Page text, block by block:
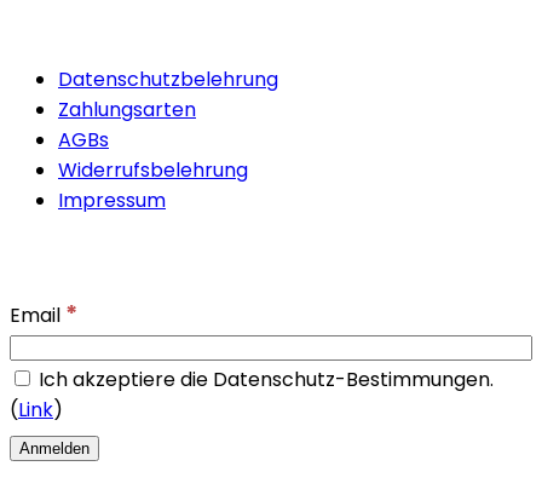
Datenschutzbelehrung
Zahlungsarten
AGBs
Widerrufsbelehrung
Impressum
Email *
Ich akzeptiere die Datenschutz-Bestimmungen.
(Link)